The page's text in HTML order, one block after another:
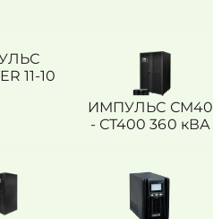
11-10
ИМПУЛЬС СМ40
- СТ400 360 кВА